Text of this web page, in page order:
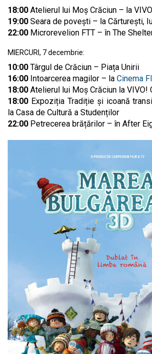
18:00 Atelierul lui Moş Crăciun – la
19:00 Seara de povești – la Cărturești,
22:00 Microrevelion FTT – în The
MIERCURI, 7 decembrie:
10:00 Târgul de Crăciun – Piața Unirii
16:00 Intoarcerea magilor – la Cinema
18:00 Atelierul lui Moş Crăciun la VIVO!
18:00 Expoziția Tradiție și icoană
la Casa de Cultură a Studenților
22:00 Petrecerea brățărilor – în After